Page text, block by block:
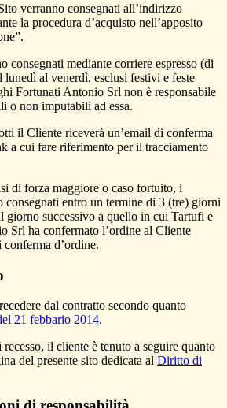
verranno consegnati all’indirizzo
la procedura d’acquisto nell’apposito
consegnati mediante corriere espresso (di
lunedì al venerdì, esclusi festivi e feste
Fortunati Antonio Srl non è responsabile
o non imputabili ad essa.
il Cliente riceverà un’email di conferma
a cui fare riferimento per il tracciamento
di forza maggiore o caso fortuito, i
consegnati entro un termine di 3 (tre) giorni
giorno successivo a quello in cui Tartufi e
Srl ha confermato l’ordine al Cliente
d’ordine.
dal contratto secondo quanto
21 febbario 2014.
il cliente è tenuto a seguire quanto
del presente sito dedicata al Diritto di